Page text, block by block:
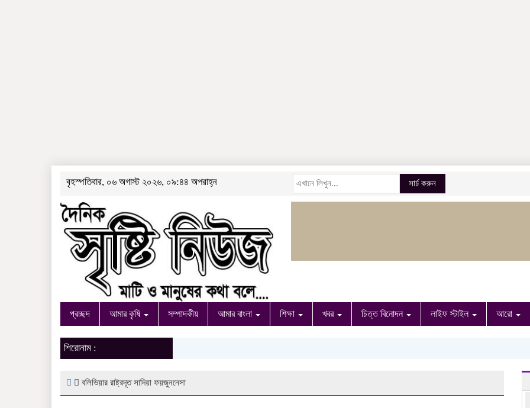
বৃহস্পতিবার, ০৬ অগাস্ট ২০২৬, ০৯:৪৪ অপরাহ্ন সার্চ করুন
প্রচ্ছদ আমার কৃষি সম্পাদকীয় আমার বাংলা শিক্ষা খবর চিত্ত বিনোদন লাইফ স্টাইল আরো
শিরোনাম :
বলিভিয়ার রাষ্ট্রদূত সাদিয়া ফয়জুননেসা